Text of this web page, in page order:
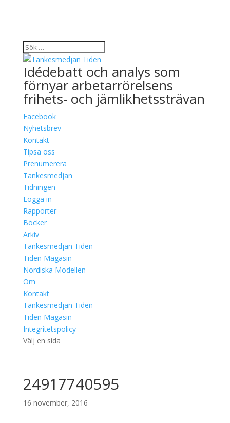
Idédebatt och analys som
förnyar arbetarrörelsens
frihets- och jämlikhetssträvan
Facebook
Nyhetsbrev
Kontakt
Tipsa oss
Prenumerera
Tankesmedjan
Tidningen
Logga in
Rapporter
Böcker
Arkiv
Tankesmedjan Tiden
Tiden Magasin
Nordiska Modellen
Om
Kontakt
Tankesmedjan Tiden
Tiden Magasin
Integritetspolicy
Välj en sida
24917740595
16 november, 2016